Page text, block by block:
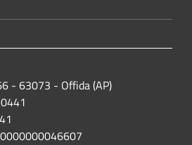
- 63073 - Offida (AP)